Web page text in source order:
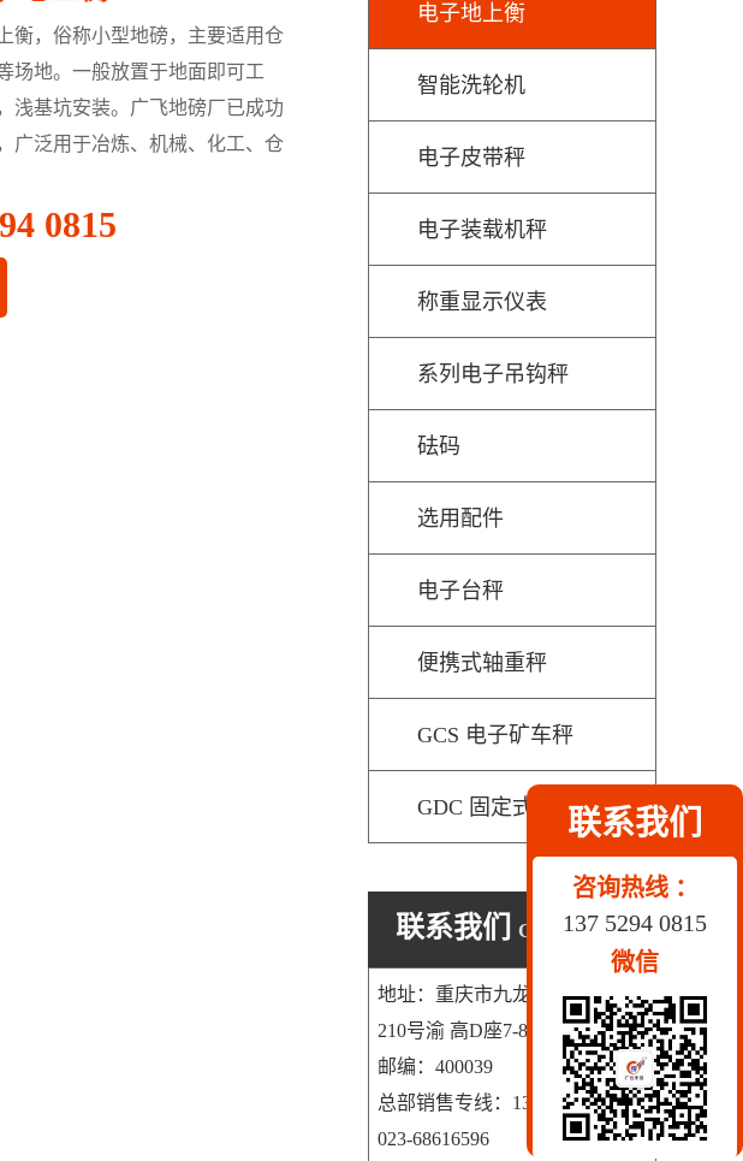
联系我们
咨询热线 ：
137 5294 0815
微信
，俗称小型地磅，主要适用仓
场地。一般放置于地面即可工
浅基坑安装。广飞地磅厂已成功
广泛用于冶炼、机械、化工、仓
0815
电子地上衡
智能洗轮机
电子皮带秤
电子装载机秤
称重显示仪表
系列电子吊钩秤
砝码
选用配件
电子台秤
便携式轴重秤
GCS 电子矿车秤
GDC 固定式动态车辆检测秤
联系我们 CONTACT US
地址：重庆市九龙坡区科园一路
210号渝 高D座7-8号
邮编：400039
总部销售专线：13752940815
023-68616596